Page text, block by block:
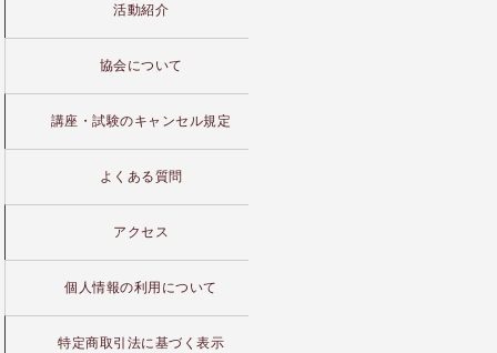
活動紹介
協会について
講座・試験のキャンセル規定
よくある質問
アクセス
個人情報の利用について
特定商取引法に基づく表示